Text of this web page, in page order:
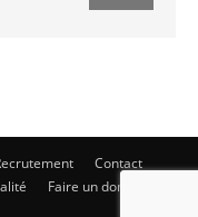
Contact
Faire un don